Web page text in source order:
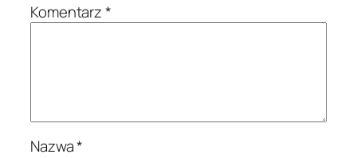
Komentarz*
Nazwa*